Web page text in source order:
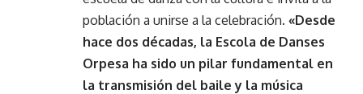
población a unirse a la celebración. «Desde
hace dos décadas, la Escola de Danses
Orpesa ha sido un pilar fundamental en
la transmisión del baile y la música